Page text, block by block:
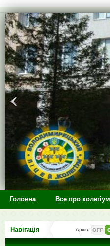
Головна Все про колегіум
Навігація Архів: